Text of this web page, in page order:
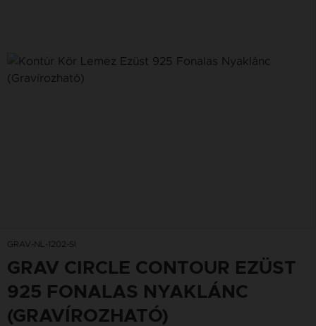
GRAV-NL-1202-SI
GRAV CIRCLE CONTOUR EZÜST
925 FONALAS NYAKLÁNC
(GRAVÍROZHATÓ)